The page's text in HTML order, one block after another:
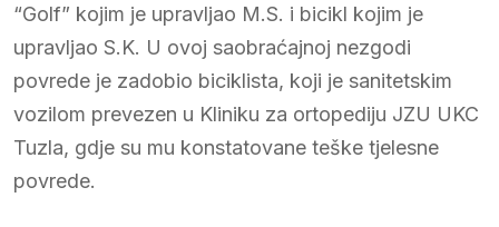
“Golf” kojim je upravljao M.S. i bicikl kojim je
upravljao S.K. U ovoj saobraćajnoj nezgodi
povrede je zadobio biciklista, koji je sanitetskim
vozilom prevezen u Kliniku za ortopediju JZU UKC
Tuzla, gdje su mu konstatovane teške tjelesne
povrede.